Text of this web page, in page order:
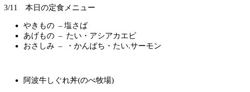
3/11 本日の定食メニュー
やきもの – 塩さば
あげもの – たい・アシアカエビ
おさしみ – ・かんぱち・たい.サーモン
阿波牛しぐれ丼(のべ牧場)